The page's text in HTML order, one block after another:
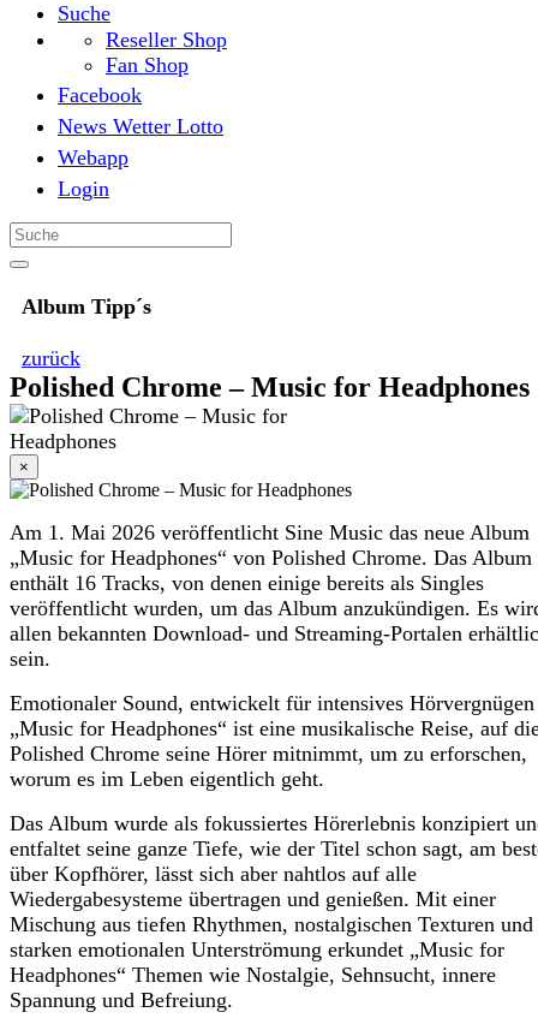
Suche
Reseller Shop
Fan Shop
Facebook
News Wetter Lotto
Webapp
Login
Album Tipp´s
zurück
Polished Chrome – Music for Headphones
×
Am 1. Mai 2026 veröffentlicht Sine Music das neue Album
„Music for Headphones“ von Polished Chrome. Das Album
enthält 16 Tracks, von denen einige bereits als Singles
veröffentlicht wurden, um das Album anzukündigen. Es
allen bekannten Download- und Streaming-Portalen
sein.
Emotionaler Sound, entwickelt für intensives
„Music for Headphones“ ist eine musikalische Reise, auf
Polished Chrome seine Hörer mitnimmt, um zu erforschen,
worum es im Leben eigentlich geht.
Das Album wurde als fokussiertes Hörerlebnis konzipiert
entfaltet seine ganze Tiefe, wie der Titel schon sagt, am
über Kopfhörer, lässt sich aber nahtlos auf alle
Wiedergabesysteme übertragen und genießen. Mit einer
Mischung aus tiefen Rhythmen, nostalgischen Texturen und
starken emotionalen Unterströmung erkundet „Music for
Headphones“ Themen wie Nostalgie, Sehnsucht, innere
Spannung und Befreiung.